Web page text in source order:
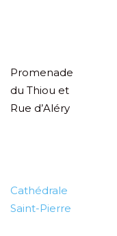
Promenade
du Thiou et
Rue d’Aléry
Cathédrale
Saint-Pierre